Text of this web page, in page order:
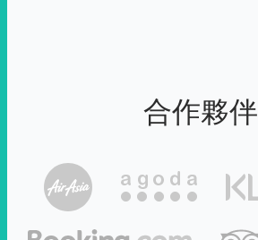
合作夥伴